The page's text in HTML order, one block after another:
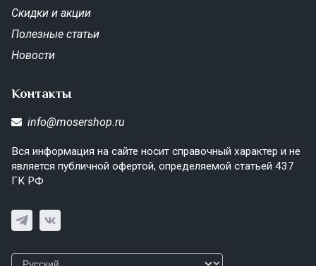
Скидки и акции
Полезные статьи
Новости
Контакты
info@mosershop.ru
Вся информация на сайте носит справочный характер и не
является публичной офертой, определяемой статьей 437
ГК РФ